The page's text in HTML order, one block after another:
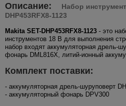
Описание:
Набор
DHP453RFX8-1123
Makita SET-DHP453RFX8-1123 - это
инструментов 18 В для выполнения
набор входят аккумуляторная дрель-
фонарь DML816X, литий-ионный
Комплект поставки:
- аккумуляторная дрель-шуруповерт
- аккумуляторный фонарь DPV300